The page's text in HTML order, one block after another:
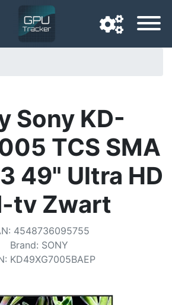
Sony KD-
TCS SMA
49" Ultra HD
tv Zwart
: 4548736095755
Brand: SONY
: KD49XG7005BAEP